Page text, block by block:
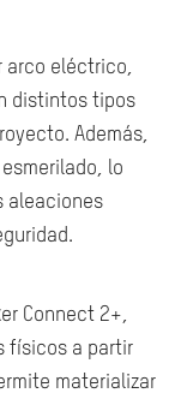
arco eléctrico,
distintos tipos
Además,
lo
aleaciones
Connect 2+,
físicos a partir
materializar